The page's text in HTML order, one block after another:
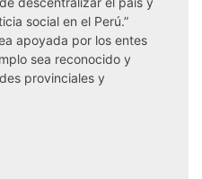
social en el Perú.”
apoyada por los entes
sea reconocido y
provinciales y